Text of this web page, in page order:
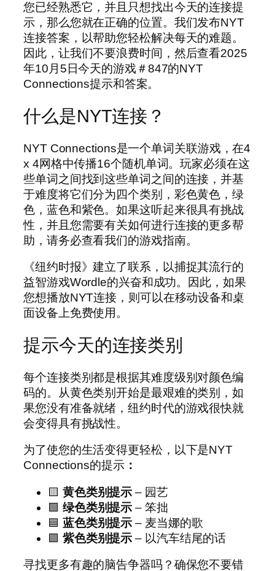
您已经熟悉它，并且只想找出今天的连接提
示，那么您就在正确的位置。我们发布NYT
连接答案，以帮助您轻松解决每天的难题。
因此，让我们不要浪费时间，然后查看2025
年10月5日今天的游戏＃847的NYT
Connections提示和答案。
什么是NYT连接？
NYT Connections是一个单词关联游戏，在4
x 4网格中传播16个随机单词。玩家必须在这
些单词之间找到这些单词之间的连接，并基
于难度将它们分为四个类别，彩色黄色，绿
色，蓝色和紫色。如果这听起来很具有挑战
性，并且您需要有关如何进行连接的更多帮
助，请务必查看我们的游戏指南。
《纽约时报》建立了联系，以捕捉其流行的
益智游戏Wordle的兴奋和成功。因此，如果
您想播放NYT连接，则可以在移动设备和桌
面设备上免费使用。
提示今天的连接类别
每个连接类别都是根据其难度级别对颜色编
码的。从黄色类别开始是最艰难的类别，如
果您没有准备就绪，纽约时代的游戏很快就
会变得具有挑战性。
为了使您的生活变得更轻松，以下是NYT
Connections的提示：
🟨 黄色类别提示– 园艺
🟩 绿色类别提示– 笨拙
🟦 蓝色类别提示 – 麦当娜的歌
🟪 紫色类别提示– 以汽车结尾的话
寻找更多有趣的脑告争器吗？确保您不要错